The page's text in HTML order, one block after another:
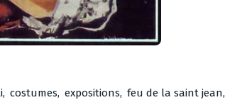
, costumes, expositions, feu de la saint jean,